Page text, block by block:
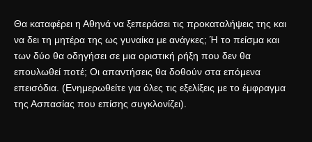
Θα καταφέρει η Αθηνά να ξεπεράσει τις προκαταλήψεις της και
να δει τη μητέρα της ως γυναίκα με ανάγκες; Ή το πείσμα και
των δύο θα οδηγήσει σε μια οριστική ρήξη που δεν θα
επουλωθεί ποτέ; Οι απαντήσεις θα δοθούν στα επόμενα
επεισόδια. (Ενημερωθείτε για όλες τις εξελίξεις με το έμφραγμα
της Ασπασίας που επίσης συγκλονίζει).